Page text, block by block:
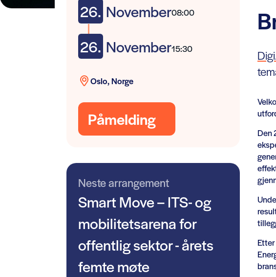
26. November08:00
26. November15:30
Oslo, Norge
Påmelding
Neste arrangement
Smart Move – ITS- og
mobilitetsarena for
offentlig sektor - årets
femte møte
Den